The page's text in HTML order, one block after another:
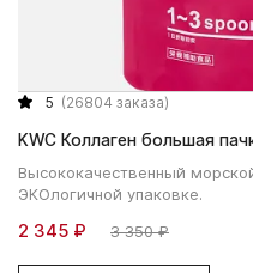
5 (26804 заказа)
KWC Коллаген большая
Высококачественный
ЭКОлогичной упаковке.
2 345 ₽ 3 350 ₽